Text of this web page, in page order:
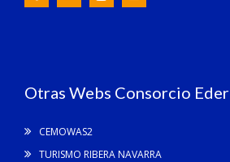
Otras Webs Consorcio Eder
CEMOWAS2
TURISMO RIBERA NAVARRA